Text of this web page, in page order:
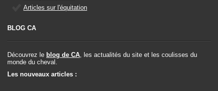
Articles sur l'équitation
BLOG CA
Découvrez le blog de CA , les actualités du site et les coulisses du
monde du cheval.
Les nouveaux articles :